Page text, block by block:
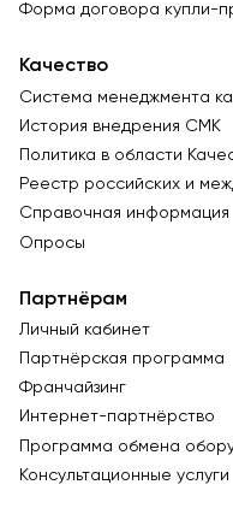
Форма договора купли-
Качество
Система менеджмента
История внедрения СМК
Политика в области
Реестр российских и
Справочная информация
Опросы
Партнёрам
Личный кабинет
Партнёрская программа
Франчайзинг
Интернет-партнёрство
Программа обмена
Консультационные услуги